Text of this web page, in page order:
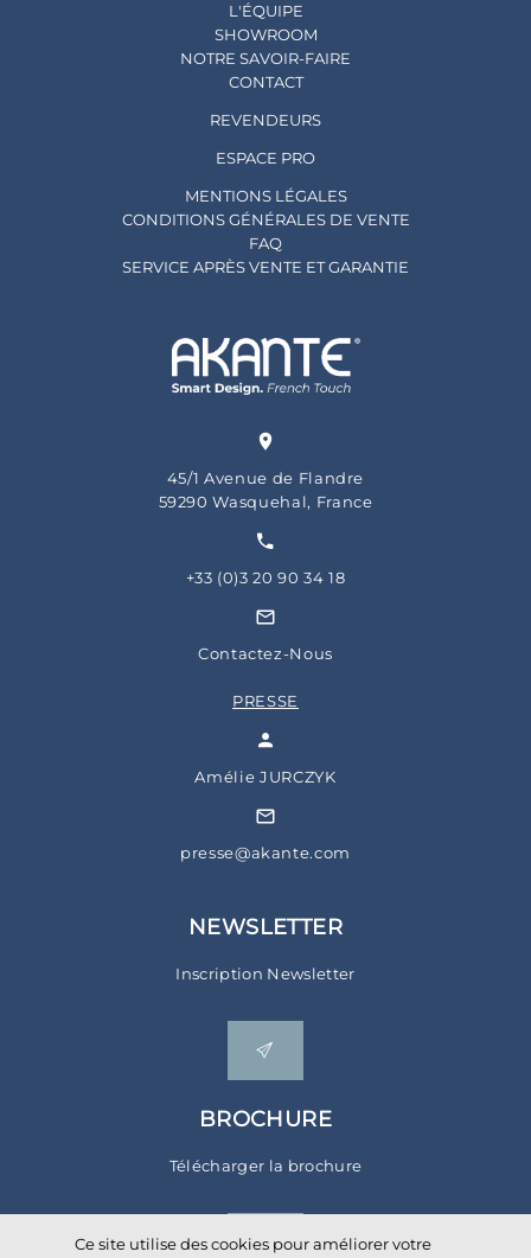
L'ÉQUIPE
SHOWROOM
NOTRE SAVOIR-FAIRE
CONTACT
REVENDEURS
ESPACE PRO
MENTIONS LÉGALES
CONDITIONS GÉNÉRALES DE VENTE
FAQ
SERVICE APRÈS VENTE ET GARANTIE
45/1 Avenue de Flandre
59290 Wasquehal, France
+33 (0)3 20 90 34 18
Contactez-Nous
PRESSE
Amélie JURCZYK
presse@akante.com
NEWSLETTER
Inscription Newsletter
BROCHURE
Télécharger la brochure
Ce site utilise des cookies pour améliorer votre